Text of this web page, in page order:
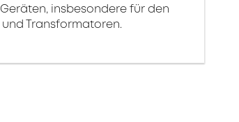
insbesondere für den
Transformatoren.